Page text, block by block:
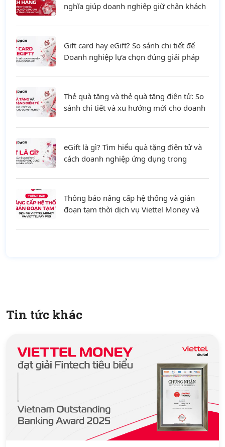
nghĩa giúp doanh nghiệp giữ chân khách
Gift card hay eGift? So sánh chi tiết để
Doanh nghiệp lựa chọn đúng giải pháp
Thẻ quà tặng và thẻ quà tặng điện tử: So
sánh chi tiết và xu hướng mới cho doanh
eGift là gì? Tìm hiểu quà tặng điện tử và
cách doanh nghiệp ứng dụng trong
Thông báo nâng cấp hệ thống và gián
đoạn tạm thời dịch vụ Viettel Money và
Tin tức khác